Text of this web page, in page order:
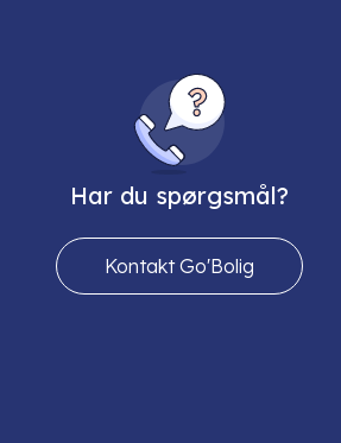
Har du spørgsmål?
Kontakt Go'Bolig